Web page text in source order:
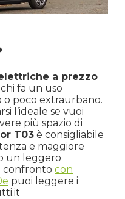
a prezzo
fa un uso
poco extraurbano.
l’ideale se vuoi
più spazio di
T03 è consigliabile
e maggiore
un leggero
confronto con
puoi leggere i